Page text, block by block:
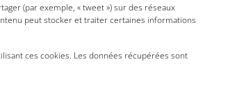
(par exemple, « tweet ») sur des réseaux
peut stocker et traiter certaines informations
ces cookies. Les données récupérées sont